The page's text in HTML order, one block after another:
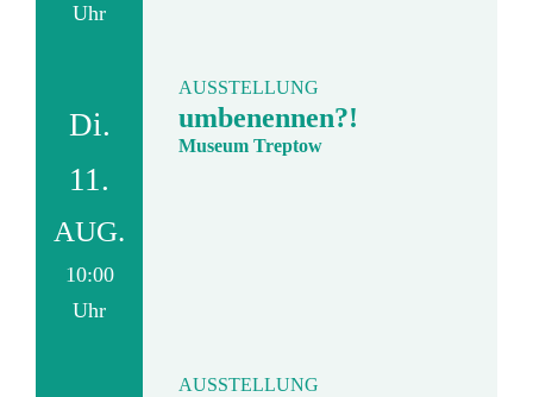
Uhr
Di.
11.
AUG.
10:00
Uhr
AUSSTELLUNG
umbenennen?!
Museum Treptow
AUSSTELLUNG